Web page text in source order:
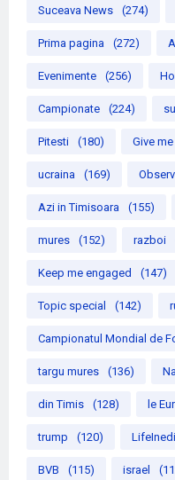
Suceava News (274)
Prima pagina (272)
Evenimente (256)
Campionate (224)
Pitesti (180) Give
ucraina (169)
Azi in Timisoara (155)
mures (152) razboi
Keep me engaged (147)
Topic special (142)
Campionatul Mondial de
targu mures (136)
din Timis (128) le
trump (120)
BVB (115) israel